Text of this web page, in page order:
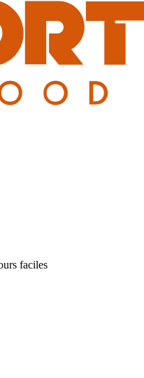
faciles